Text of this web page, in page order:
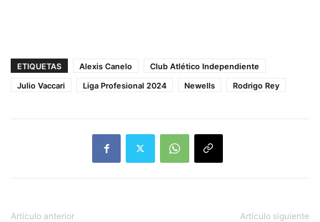
ETIQUETAS Alexis Canelo
Club Atlético Independiente
Julio Vaccari
Liga Profesional 2024 Newells Rodrigo Rey
Artículo anterior Artículo siguiente